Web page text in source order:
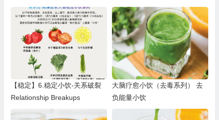
【稳定】6.稳定小饮-关系破裂
Relationship Breakups
大脑疗愈小饮（去毒系列） 去
负能量小饮